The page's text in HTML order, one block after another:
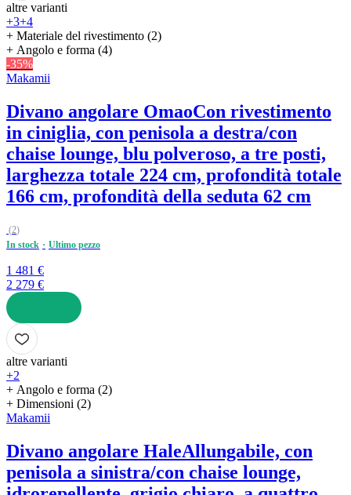
altre varianti
+3+4
+ Materiale del rivestimento (2)
+ Angolo e forma (4)
-35%
Makamii
Divano angolare OmaoCon rivestimento
in ciniglia, con penisola a destra/con
chaise lounge, blu polveroso, a tre posti,
larghezza totale 224 cm, profondità totale
166 cm, profondità della seduta 62 cm
(2)
In stock
Ultimo pezzo
1 481 €
2 279 €
AGGIUNGI
altre varianti
+2
+ Angolo e forma (2)
+ Dimensioni (2)
Makamii
Divano angolare HaleAllungabile, con
penisola a sinistra/con chaise lounge,